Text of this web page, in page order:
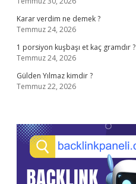
Karar verdim ne demek ?
Temmuz 24, 2026
1 porsiyon kuşbaşı et kaç gramdır ?
Temmuz 24, 2026
Gülden Yılmaz kimdir ?
Temmuz 22, 2026